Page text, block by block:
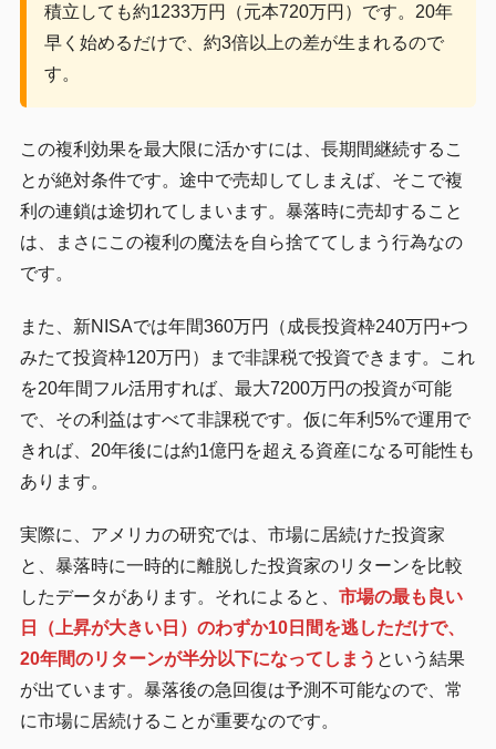
積立しても約1233万円（元本720万円）です。20年
早く始めるだけで、約3倍以上の差が生まれるので
す。
この複利効果を最大限に活かすには、長期間継続するこ
とが絶対条件です。途中で売却してしまえば、そこで複
利の連鎖は途切れてしまいます。暴落時に売却すること
は、まさにこの複利の魔法を自ら捨ててしまう行為なの
です。
また、新NISAでは年間360万円（成長投資枠240万円+つ
みたて投資枠120万円）まで非課税で投資できます。これ
を20年間フル活用すれば、最大7200万円の投資が可能
で、その利益はすべて非課税です。仮に年利5%で運用で
きれば、20年後には約1億円を超える資産になる可能性も
あります。
実際に、アメリカの研究では、市場に居続けた投資家
と、暴落時に一時的に離脱した投資家のリターンを比較
したデータがあります。それによると、 市場の最も良い
日（上昇が大きい日）のわずか10日間を逃しただけで、
20年間のリターンが半分以下になってしまう という結果
が出ています。暴落後の急回復は予測不可能なので、常
に市場に居続けることが重要なのです。